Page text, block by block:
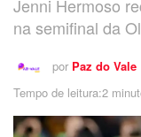
Jenni Hermoso
na semifinal da
por Paz do Vale
Tempo de leitura:2